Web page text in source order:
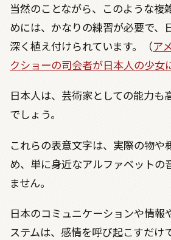
当然のことながら、このような複
めには、かなりの練習が必要で、
深く植え付けられています。（ア
クショーの司会者が日本人の少女
日本人は、芸術家としての能力も
でしょう。
これらの表意文字は、実際の物や
め、単に身近なアルファベットの
ません。
日本のコミュニケーションや情報
ステムは、感情を呼び起こすだけ